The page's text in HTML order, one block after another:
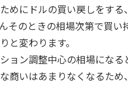
めにドルの買い戻しをする
そのときの相場次第で買い
と変わります。
ョン調整中心の相場になる
商いはあまりなくなるため